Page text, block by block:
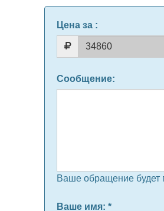
Цена за :
Сообщение:
Ваше обращение будет
Ваше имя: *